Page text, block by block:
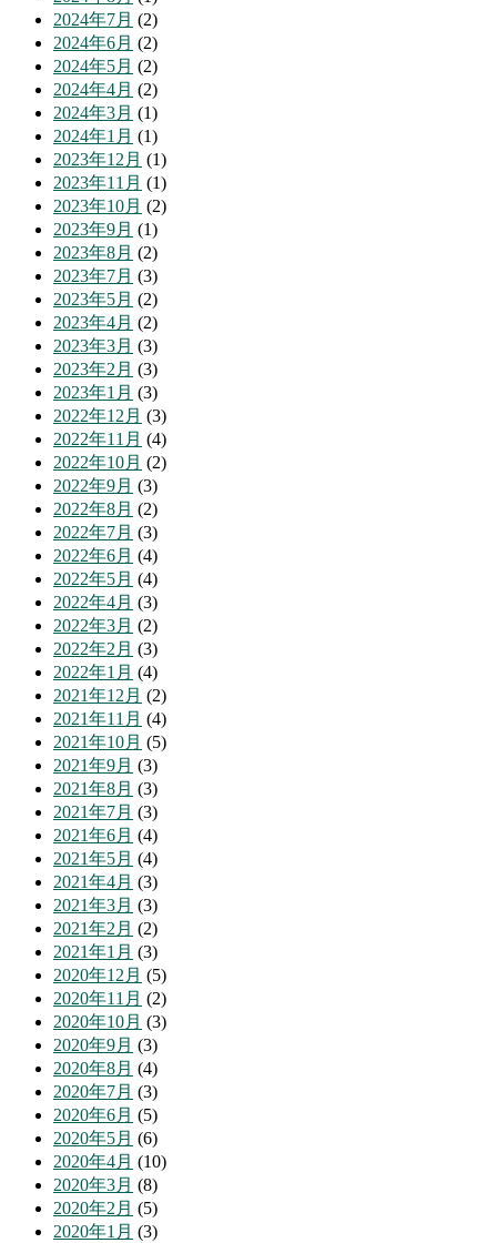
2024年7月 (2)
2024年6月 (2)
2024年5月 (2)
2024年4月 (2)
2024年3月 (1)
2024年1月 (1)
2023年12月 (1)
2023年11月 (1)
2023年10月 (2)
2023年9月 (1)
2023年8月 (2)
2023年7月 (3)
2023年5月 (2)
2023年4月 (2)
2023年3月 (3)
2023年2月 (3)
2023年1月 (3)
2022年12月 (3)
2022年11月 (4)
2022年10月 (2)
2022年9月 (3)
2022年8月 (2)
2022年7月 (3)
2022年6月 (4)
2022年5月 (4)
2022年4月 (3)
2022年3月 (2)
2022年2月 (3)
2022年1月 (4)
2021年12月 (2)
2021年11月 (4)
2021年10月 (5)
2021年9月 (3)
2021年8月 (3)
2021年7月 (3)
2021年6月 (4)
2021年5月 (4)
2021年4月 (3)
2021年3月 (3)
2021年2月 (2)
2021年1月 (3)
2020年12月 (5)
2020年11月 (2)
2020年10月 (3)
2020年9月 (3)
2020年8月 (4)
2020年7月 (3)
2020年6月 (5)
2020年5月 (6)
2020年4月 (10)
2020年3月 (8)
2020年2月 (5)
2020年1月 (3)